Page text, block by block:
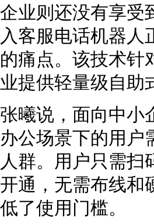
企业则还没有享受
入客服电话机器人
的痛点。该技术针
业提供轻量级自助
张曦说，面向中小
办公场景下的用户
人群。用户只需扫
开通，无需布线和
低了使用门槛。